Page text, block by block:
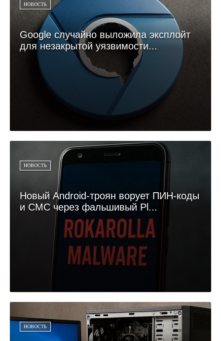
НОВОСТЬ
Google случайно выложила эксплойт
для незакрытой уязвимости...
НОВОСТЬ
Новый Android-троян ворует ПИН-коды
и СМС через фальшивый Pl...
НОВОСТЬ